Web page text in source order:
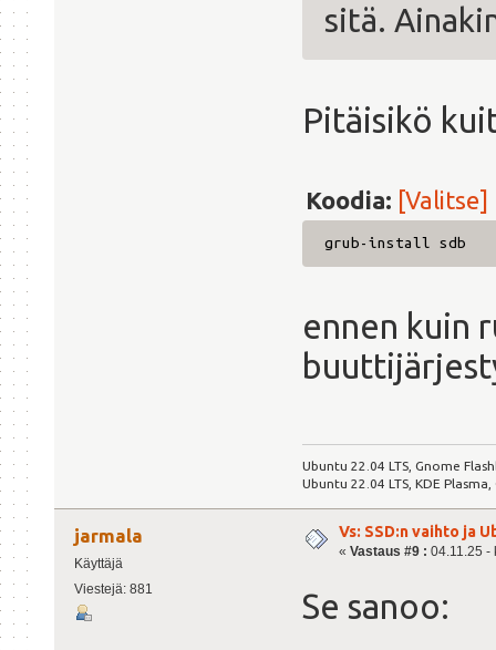
sitä.
Pitäisikö
Koodia: [Valitse]
grub-install sdb
ennen kuin
Ubuntu 22.04 LTS, Gnome
Ubuntu 22.04 LTS, KDE
jarmala
Käyttäjä
Viestejä: 881
Vs: SSD:n vaihto ja
« Vastaus #9 : 04.11.25 -
Se sanoo: